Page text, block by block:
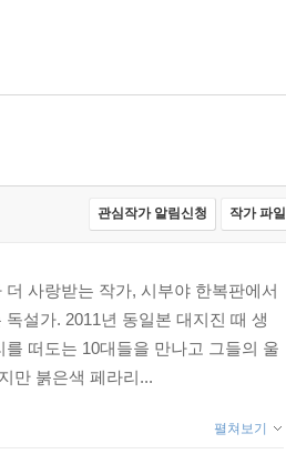
관심작가 알림신청 작가 파일
사랑받는 작가, 시부야 한복판에서
설가. 2011년 동일본 대지진 때 생
떠도는 10대들을 만나고 그들의 울
만 붉은색 페라리...
펼쳐보기